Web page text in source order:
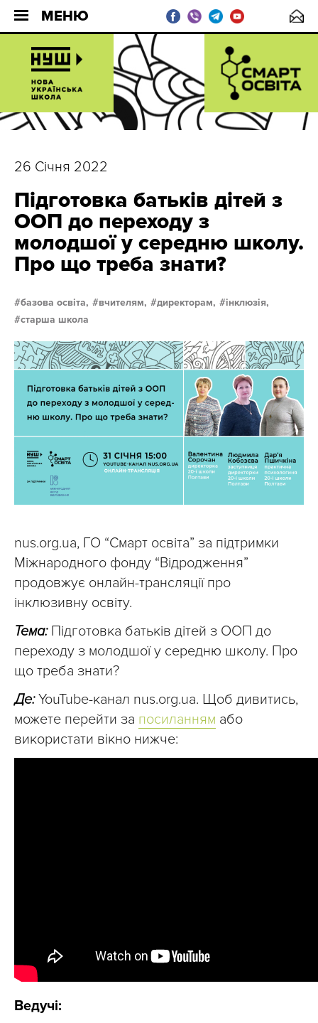
МЕНЮ
26 Січня 2022
Підготовка батьків дітей з
ООП до переходу з
молодшої у середню школу.
Про що треба знати?
базова освіта, вчителям, директорам,
інклюзія,
старша школа
nus.org.ua, ГО “Смарт освіта” за підтримки
Міжнародного фонду “Відродження”
продовжує онлайн-трансляції про
інклюзивну освіту.
Тема:Підготовка батьків дітей з ООП до
переходу з молодшої у середню школу. Про
що треба знати?
Де:YouTube-канал nus.org.ua. Щоб дивитись,
можете перейти за посиланням або
використати вікно нижче:
Ведучі: